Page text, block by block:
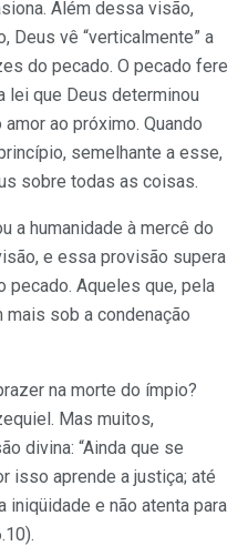
Além dessa visão,
Deus vê “verticalmente” a
do pecado. O pecado fere
lei que Deus determinou
ao próximo. Quando
semelhante a esse,
sobre todas as coisas.
a humanidade à mercê do
e essa provisão supera
Aqueles que, pela
sob a condenação
na morte do ímpio?
Mas muitos,
divina: “Ainda que se
isso aprende a justiça; até
iniqüidade e não atenta para